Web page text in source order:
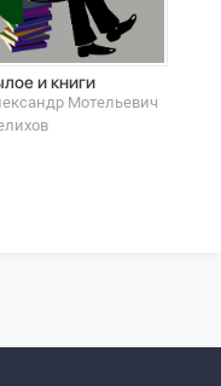
и книги
Мотельевич